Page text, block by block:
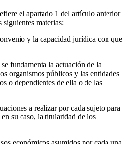
el apartado 1 del artículo anterior
siguientes materias:
y la capacidad jurídica con que
fundamenta la actuación de la
organismos públicos y las entidades
o dependientes de ella o de las
a realizar por cada sujeto para
su caso, la titularidad de los
económicos asumidos por cada una